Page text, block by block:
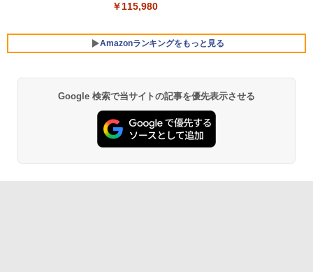
￥115,980
Amazonランキングをもっと見る
Google 検索で当サイトの記事を優先表示させる